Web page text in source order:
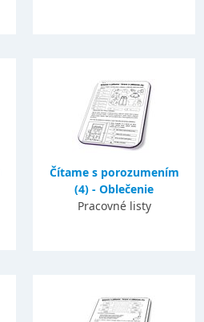
Čítame s porozumením
(4) - Oblečenie
Pracovné listy